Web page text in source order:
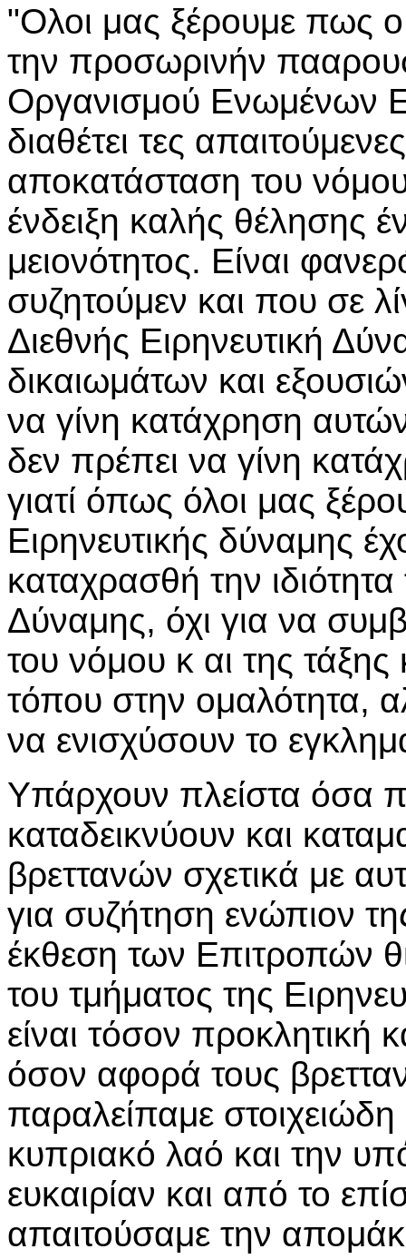
"Ολοι μας ξέρουμε πως
την προσωρινήν
Οργανισμού Ενωμένων
διαθέτει τες
αποκατάσταση του
ένδειξη καλής θέλησης
μειονότητος. Είναι
συζητούμεν και που σε
Διεθνής Ειρηνευτική
δικαιωμάτων και
να γίνη κατάχρηση
δεν πρέπει να γίνη
γιατί όπως όλοι μας
Ειρηνευτικής δύναμης
καταχρασθή την
Δύναμης, όχι για να
του νόμου κ αι της
τόπου στην ομαλότητα,
να ενισχύσουν το
Υπάρχουν πλείστα όσα
καταδεικνύουν και
βρεττανών σχετικά με
για συζήτηση ενώπιον
έκθεση των Επιτροπών
του τμήματος της
είναι τόσον
όσον αφορά τους
παραλείπαμε
κυπριακό λαό και την
ευκαιρίαν και από το
απαιτούσαμε την